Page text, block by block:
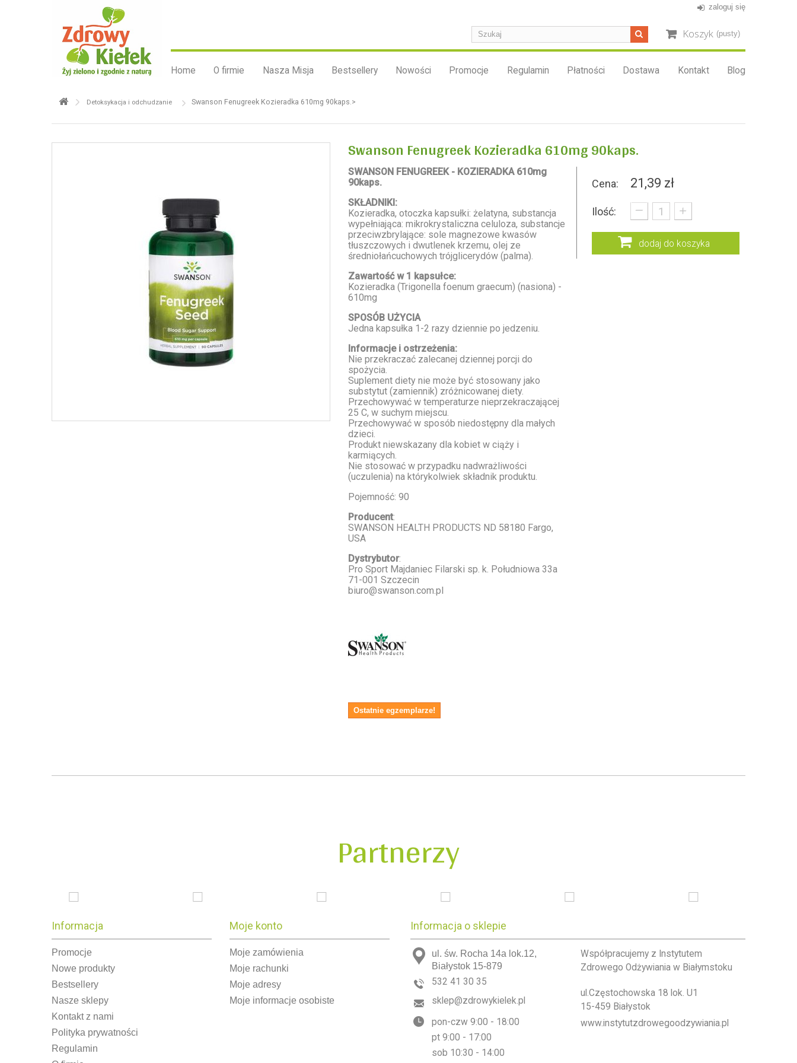
zaloguj się
Koszyk (pusty)
Home O firmie Nasza Misja Bestsellery Nowości Promocje Regulamin Płatności Dostawa Kontakt Blog
Detoksykacja i odchudzanie Swanson Fenugreek Kozieradka 610mg 90kaps.>
Swanson Fenugreek Kozieradka 610mg 90kaps.
SWANSON FENUGREEK - KOZIERADKA 610mg
90kaps.
SKŁADNIKI:
Kozieradka, otoczka kapsułki: żelatyna, substancja
wypełniająca: mikrokrystaliczna celuloza, substancje
przeciwzbrylające: sole magnezowe kwasów
tłuszczowych i dwutlenek krzemu, olej ze
średniołańcuchowych trójglicerydów (palma).
Zawartość w 1 kapsułce:
Kozieradka (Trigonella foenum graecum) (nasiona) -
610mg
SPOSÓB UŻYCIA
Jedna kapsułka 1-2 razy dziennie po jedzeniu.
Informacje i ostrzeżenia:
Nie przekraczać zalecanej dziennej porcji do
spożycia.
Suplement diety nie może być stosowany jako
substytut (zamiennik) zróżnicowanej diety.
Przechowywać w temperaturze nieprzekraczającej
25 C, w suchym miejscu.
Przechowywać w sposób niedostępny dla małych
dzieci.
Produkt niewskazany dla kobiet w ciąży i
karmiących.
Nie stosować w przypadku nadwrażliwości
(uczulenia) na którykolwiek składnik produktu.
Pojemność: 90
Producent:
SWANSON HEALTH PRODUCTS ND 58180 Fargo,
USA
Dystrybutor:
Pro Sport Majdaniec Filarski sp. k. Południowa 33a
71-001 Szczecin
biuro@swanson.com.pl
Ostatnie egzemplarze!
Cena: 21,39 zł
Ilość:
_ +
dodaj do koszyka
Partnerzy
Informacja
Promocje
Nowe produkty
Bestsellery
Nasze sklepy
Kontakt z nami
Polityka prywatności
Regulamin
Moje konto
Moje zamówienia
Moje rachunki
Moje adresy
Moje informacje osobiste
Informacja o sklepie
ul. św. Rocha 14a lok.12,
Białystok 15-879
532 41 30 35
sklep@zdrowykielek.pl
pon-czw 9:00 - 18:00
pt 9:00 - 17:00
sob 10:30 - 14:00
Współpracujemy z Instytutem
Zdrowego Odżywiania w Białymstoku
ul.Częstochowska 18 lok. U1
15-459 Białystok
www.instytutzdrowegoodzywiania.pl